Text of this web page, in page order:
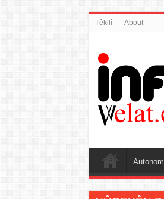
Têkilî About